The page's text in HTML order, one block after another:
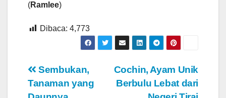
(Ramlee)
Dibaca: 4,773
Navigasi
pos
Cochin, Ayam Unik
Berbulu Lebat dari
Sembukan,
Tanaman yang